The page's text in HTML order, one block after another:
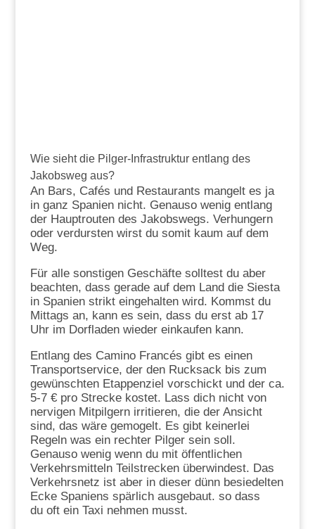
Wie sieht die Pilger-Infrastruktur entlang des
Jakobsweg aus?
An Bars, Cafés und Restaurants mangelt es ja
in ganz Spanien nicht. Genauso wenig entlang
der Hauptrouten des Jakobswegs. Verhungern
oder verdursten wirst du somit kaum auf dem
Weg.
Für alle sonstigen Geschäfte solltest du aber
beachten, dass gerade auf dem Land die Siesta
in Spanien strikt eingehalten wird. Kommst du
Mittags an, kann es sein, dass du erst ab 17
Uhr im Dorfladen wieder einkaufen kann.
Entlang des Camino Francés gibt es einen
Transportservice, der den Rucksack bis zum
gewünschten Etappenziel vorschickt und der ca.
5-7 € pro Strecke kostet. Lass dich nicht von
nervigen Mitpilgern irritieren, die der Ansicht
sind, das wäre gemogelt. Es gibt keinerlei
Regeln was ein rechter Pilger sein soll.
Genauso wenig wenn du mit öffentlichen
Verkehrsmitteln Teilstrecken überwindest. Das
Verkehrsnetz ist aber in dieser dünn besiedelten
Ecke Spaniens spärlich ausgebaut. so dass
du oft ein Taxi nehmen musst.